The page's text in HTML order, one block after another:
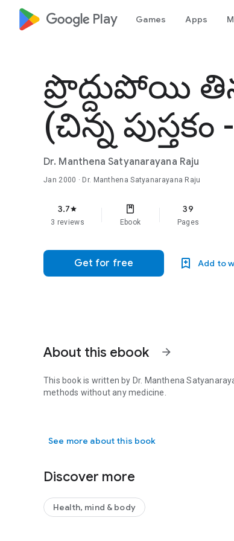
google_logo Play Games Apps
ప్రొద్దుపోయి
(చిన్న పుస్తకం
Dr. Manthena Satyanarayana Raju
Jan 2000 · Dr. Manthena Satyanarayana Raju
3.7star
3 reviews Ebook
39
Pages
Get for free Add to
About this ebook arrow_forward
This book is written by Dr. Manthena
methods without any medicine.
This book is written by Dr. Manthena
See more about this book
Discover more
Health, mind & body